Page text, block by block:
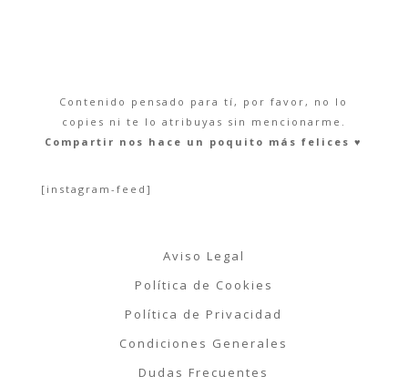
Contenido pensado para tí, por favor, no lo
copies ni te lo atribuyas sin mencionarme.
Compartir nos hace un poquito más felices ♥︎
[instagram-feed]
Aviso Legal
Política de Cookies
Política de Privacidad
Condiciones Generales
Dudas Frecuentes